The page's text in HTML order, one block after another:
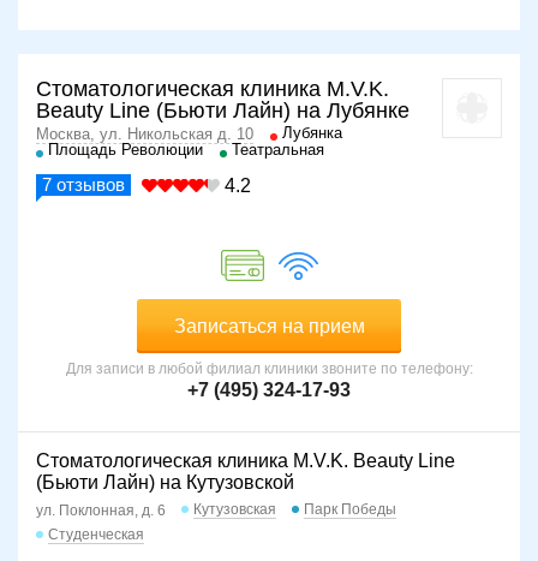
Стоматологическая клиника M.V.K.
Beauty Line (Бьюти Лайн) на Лубянке
Москва, ул. Никольская д. 10
Лубянка
Площадь Революции
Театральная
7 отзывов 4.2
Записаться на прием
Для записи в любой филиал клиники звоните по телефону:
+7 (495) 324-17-93
Стоматологическая клиника M.V.K. Beauty Line
(Бьюти Лайн) на Кутузовской
ул. Поклонная, д. 6 Кутузовская
Парк Победы
Студенческая